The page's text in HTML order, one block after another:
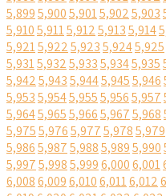
5,8995,9005,9015,9025,903
5,9105,9115,9125,9135,914
5,9215,9225,9235,9245,925
5,9315,9325,9335,9345,935
5,9425,9435,9445,9455,946
5,9535,9545,9555,9565,957
5,9645,9655,9665,9675,968
5,9755,9765,9775,9785,979
5,9865,9875,9885,9895,990
5,9975,9985,9996,0006,001
6,0086,0096,0106,0116,012